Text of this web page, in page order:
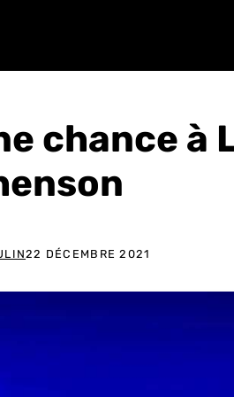
chance à
22 DÉCEMBRE 2021